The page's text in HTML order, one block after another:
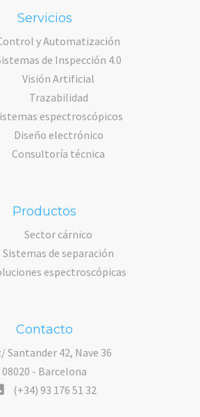
Servicios
y Automatización
de Inspección 4.0
Visión Artificial
Trazabilidad
espectroscópicos
Diseño electrónico
Consultoría técnica
Productos
Sector cárnico
Sistemas de separación
espectroscópicas
Contacto
Santander 42, Nave 36
08020 - Barcelona
(+34) 93 176 51 32